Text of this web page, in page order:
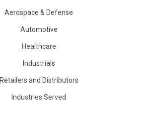
Aerospace & Defense
Automotive
Healthcare
Industrials
Retailers and Distributors
Industries Served